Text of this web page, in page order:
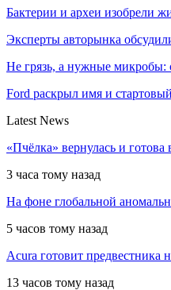
Бактерии и археи изобрели
Эксперты авторынка
Не грязь, а нужные
Ford раскрыл имя и
Latest News
«Пчёлка» вернулась и
3 часа тому назад
На фоне глобальной
5 часов тому назад
Acura готовит предвестника
13 часов тому назад